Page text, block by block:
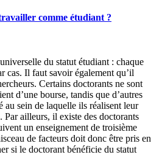
comme étudiant ?
du statut étudiant : chaque
cas. Il faut savoir également qu’il
Certains doctorants ne sont
d’une bourse, tandis que d’autres
au sein de laquelle ils réalisent leur
Par ailleurs, il existe des doctorants
un enseignement de troisième
de facteurs doit donc être pris en
si le doctorant bénéficie du statut